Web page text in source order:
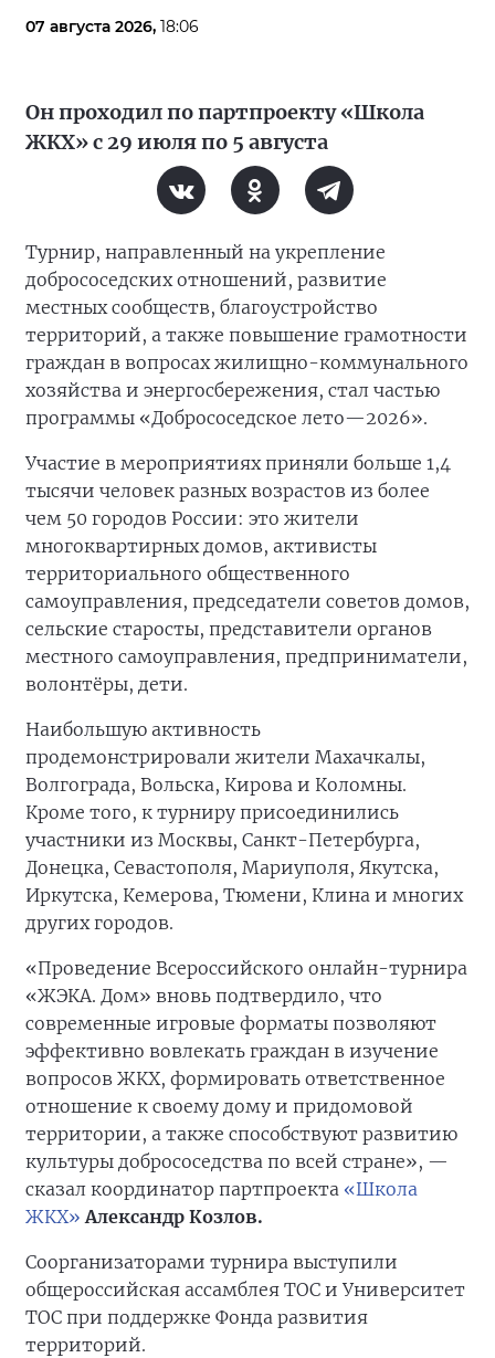
07 августа 2026, 18:06
Он проходил по партпроекту «Школа
ЖКХ» с 29 июля по 5 августа
Турнир, направленный на укрепление
добрососедских отношений, развитие
местных сообществ, благоустройство
территорий, а также повышение грамотности
граждан в вопросах жилищно-коммунального
хозяйства и энергосбережения, стал частью
программы «Добрососедское лето—2026».
Участие в мероприятиях приняли больше 1,4
тысячи человек разных возрастов из более
чем 50 городов России: это жители
многоквартирных домов, активисты
территориального общественного
самоуправления, председатели советов домов,
сельские старосты, представители органов
местного самоуправления, предприниматели,
волонтёры, дети.
Наибольшую активность
продемонстрировали жители Махачкалы,
Волгограда, Вольска, Кирова и Коломны.
Кроме того, к турниру присоединились
участники из Москвы, Санкт-Петербурга,
Донецка, Севастополя, Мариуполя, Якутска,
Иркутска, Кемерова, Тюмени, Клина и многих
других городов.
«Проведение Всероссийского онлайн-турнира
«ЖЭКА. Дом» вновь подтвердило, что
современные игровые форматы позволяют
эффективно вовлекать граждан в изучение
вопросов ЖКХ, формировать ответственное
отношение к своему дому и придомовой
территории, а также способствуют развитию
культуры добрососедства по всей стране», —
сказал координатор партпроекта «Школа
ЖКХ» Александр Козлов.
Соорганизаторами турнира выступили
общероссийская ассамблея ТОС и Университет
ТОС при поддержке Фонда развития
территорий.